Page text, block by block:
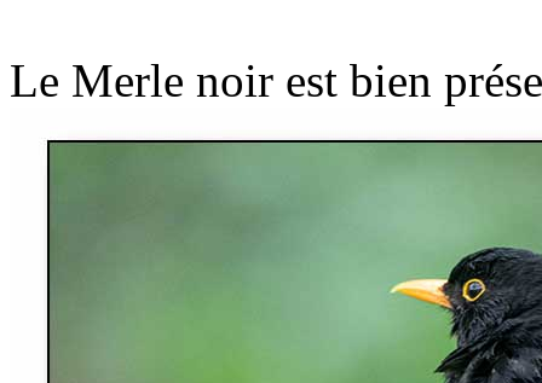
Le Merle noir est bien